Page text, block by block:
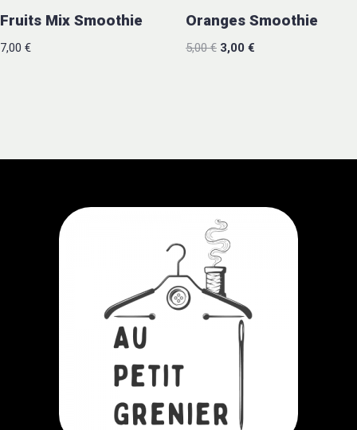
Fruits Mix Smoothie
7,00 €
Oranges Smoothie
5,00€ 3,00 €